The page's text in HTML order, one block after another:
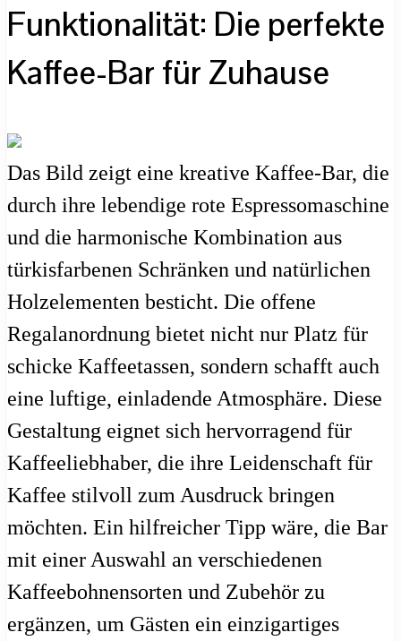
Funktionalität: Die perfekte
Kaffee-Bar für Zuhause
Das Bild zeigt eine kreative Kaffee-Bar, die
durch ihre lebendige rote Espressomaschine
und die harmonische Kombination aus
türkisfarbenen Schränken und natürlichen
Holzelementen besticht. Die offene
Regalanordnung bietet nicht nur Platz für
schicke Kaffeetassen, sondern schafft auch
eine luftige, einladende Atmosphäre. Diese
Gestaltung eignet sich hervorragend für
Kaffeeliebhaber, die ihre Leidenschaft für
Kaffee stilvoll zum Ausdruck bringen
möchten. Ein hilfreicher Tipp wäre, die Bar
mit einer Auswahl an verschiedenen
Kaffeebohnensorten und Zubehör zu
ergänzen, um Gästen ein einzigartiges